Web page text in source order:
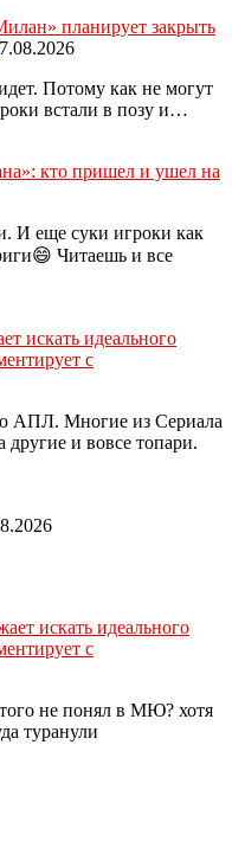
планирует закрыть
Потому как не могут
встали в позу и…
кто пришел и ушел на
И еще суки игроки как
Читаешь и все
искать идеального
с
АПЛ. Многие из Сериала
и вовсе топари.
искать идеального
с
не понял в МЮ? хотя
туранули